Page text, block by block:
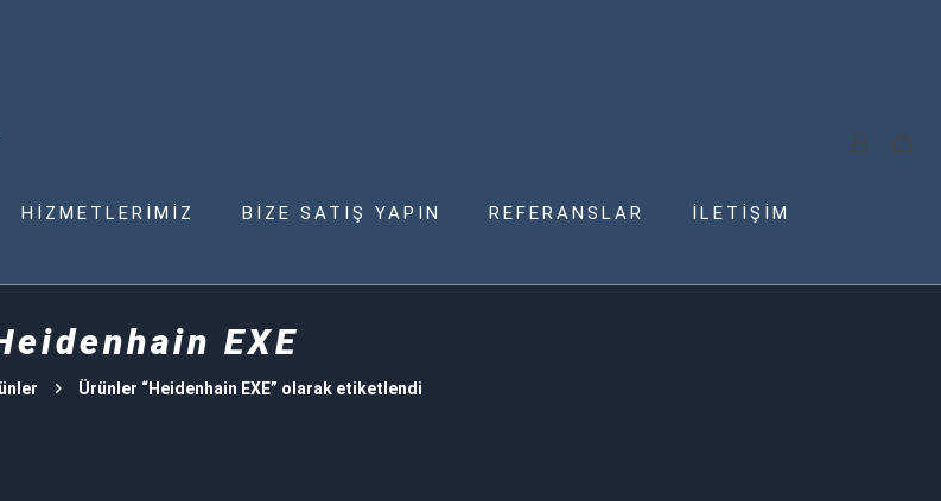
HİZMETLERİMİZ BİZE SATIŞ YAPIN REFERANSLAR İLETİŞİM
EXE
Ürünler “Heidenhain EXE” olarak etiketlendi